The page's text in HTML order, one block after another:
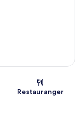
Restauranger